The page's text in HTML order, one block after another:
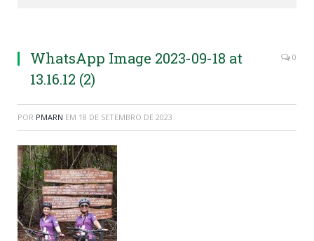
WhatsApp Image 2023-09-18 at
13.16.12 (2)
0
POR PMARN EM 18 DE SETEMBRO DE 2023